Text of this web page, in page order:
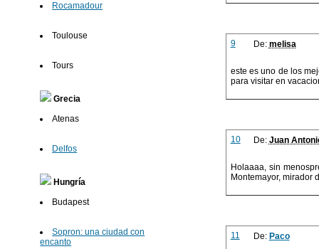
Rocamadour
Toulouse
Tours
Grecia
Atenas
Delfos
Hungría
Budapest
Sopron: una ciudad con
encanto
9 De: melisa
este es uno de los
para visitar en
10 De: Juan
Holaaaa, sin
Montemayor, mirador
11 De: Paco